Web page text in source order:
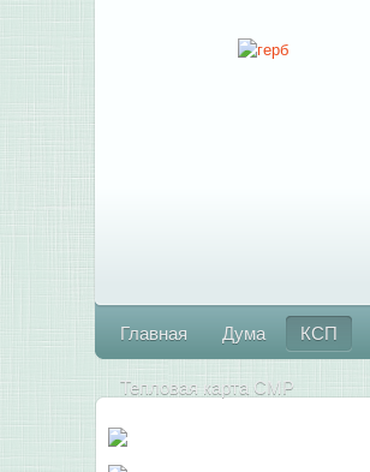
Главная Дума КСП
Тепловая карта СМР